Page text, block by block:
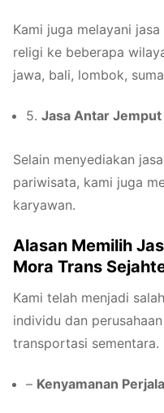
Kami juga melayani
religi ke beberapa
jawa, bali, lombok,
5. Jasa Antar
Selain menyediakan
pariwisata, kami juga
karyawan.
Alasan Memilih
Mora Trans
Kami telah menjadi
individu dan
transportasi sementara.
– Kenyamanan